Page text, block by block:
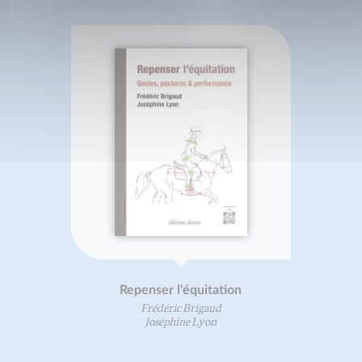
Repenser l'équitation
Frédéric Brigaud
Joséphine Lyon